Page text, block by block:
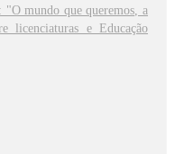
"O mundo que queremos, a
licenciaturas e Educação